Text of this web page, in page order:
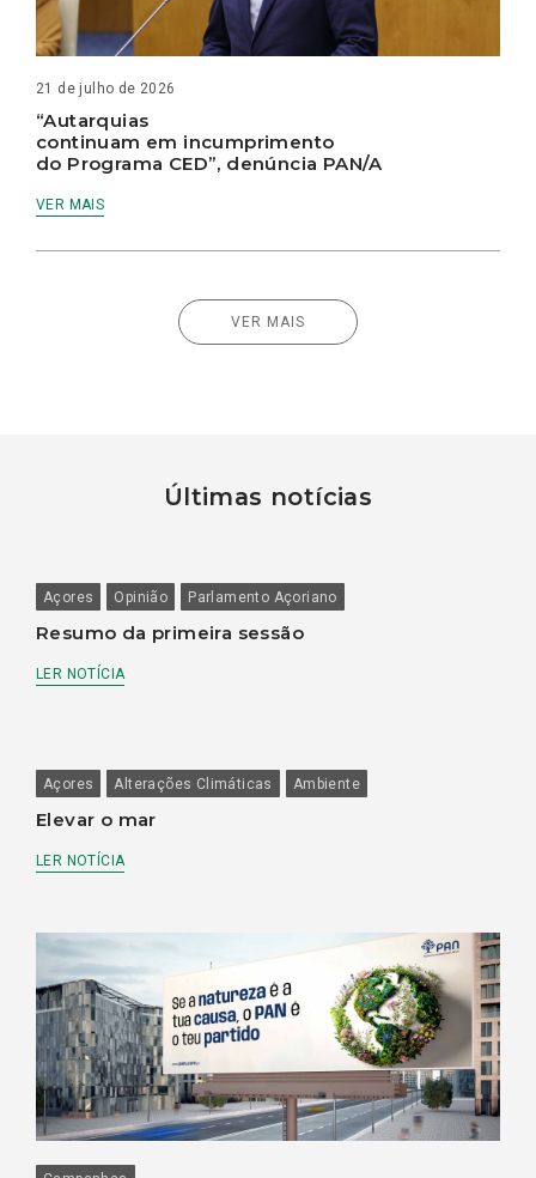
21 de julho de 2026
“Autarquias
continuam em incumprimento
do Programa CED”, denúncia PAN/A
VER MAIS
VER MAIS
Últimas notícias
Açores Opinião Parlamento Açoriano
Resumo da primeira sessão
LER NOTÍCIA
Açores Alterações Climáticas Ambiente
Elevar o mar
LER NOTÍCIA